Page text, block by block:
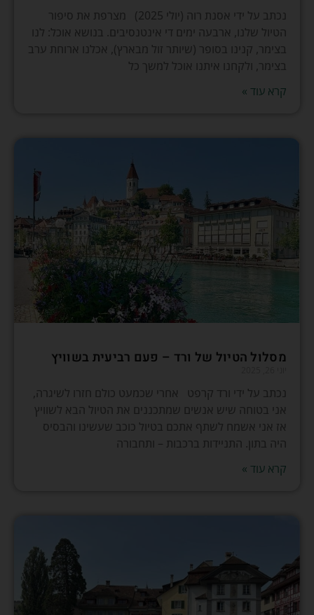
נכתב על ידי אסנת רוה (יולי 2025) מצרפת את סיפור
הטיול שלנו, ארבעה ימים די אינטנסיבים. בנושא אוכל: לנו
בצימר, קנינו בסופר (שיותר זול מבארץ), אכלנו ארוחת ערב
בצימר, ולקחנו איתנו אוכל למשך כל
קרא עוד »
מסלול הטיול של ורד – פעם רביעית בשוויץ
נכתב על ידי ורד קרפט ‏אחרי שכמעט כולם חזרו לשיגרה,
אני בטוחה שיש אנשים שמתכננים את הטיול הבא לשוויץ
אז אני אשמח לשתף אתכם בטיול כוכב שעשינו והבסיס
היה בתון. התניידות ברכבות – ותחבורה
קרא עוד »